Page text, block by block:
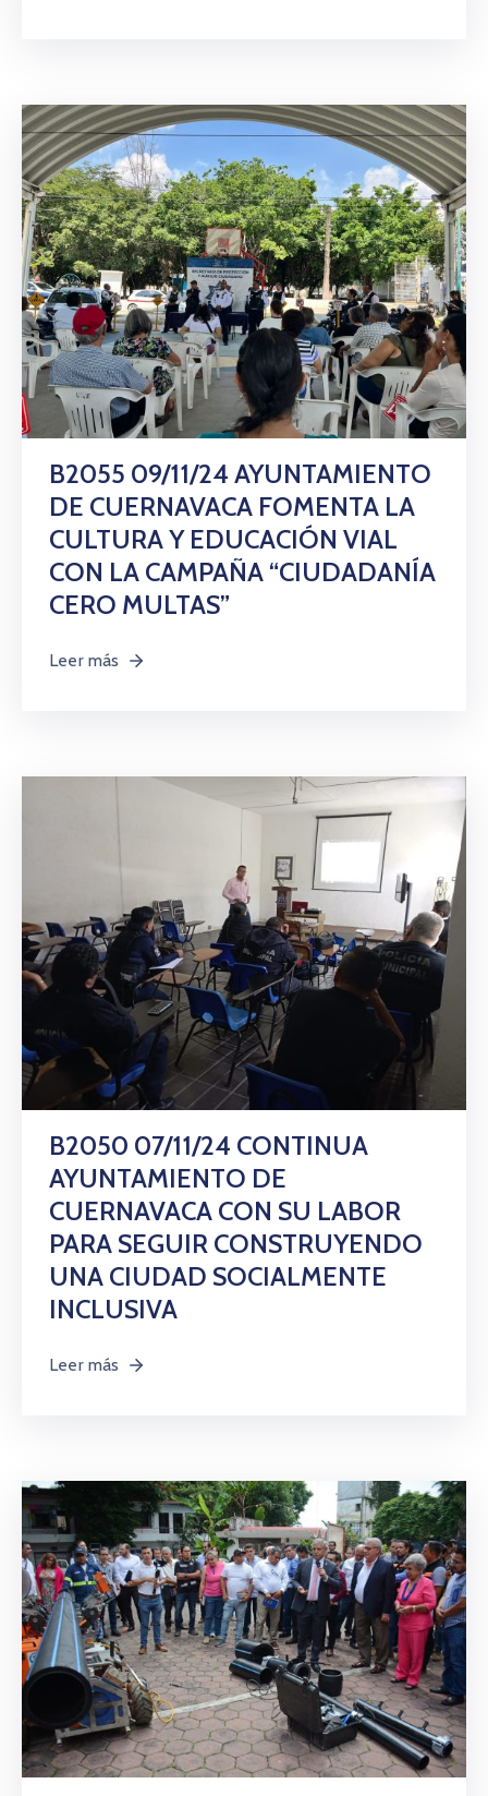
B2055 09/11/24 AYUNTAMIENTO
DE CUERNAVACA FOMENTA LA
CULTURA Y EDUCACIÓN VIAL
CON LA CAMPAÑA “CIUDADANÍA
CERO MULTAS”
Leer más
B2050 07/11/24 CONTINUA
AYUNTAMIENTO DE
CUERNAVACA CON SU LABOR
PARA SEGUIR CONSTRUYENDO
UNA CIUDAD SOCIALMENTE
INCLUSIVA
Leer más